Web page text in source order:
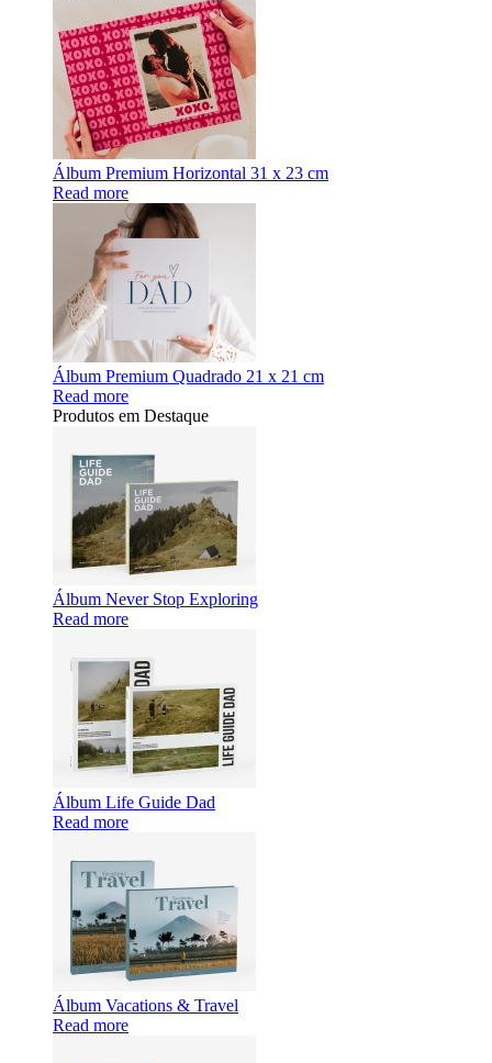
Álbum Premium Horizontal 31 x 23 cm
Read more
Álbum Premium Quadrado 21 x 21 cm
Read more
Produtos em Destaque
Álbum Never Stop Exploring
Read more
Álbum Life Guide Dad
Read more
Álbum Vacations & Travel
Read more